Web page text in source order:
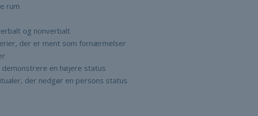
rum
og nonverbalt
der er ment som fornærmelser
en højere status
der nedgør en persons status